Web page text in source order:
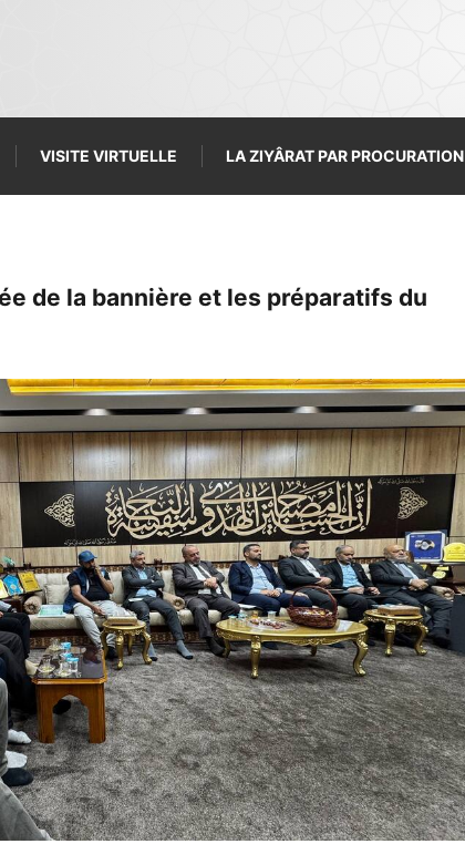
VISITE VIRTUELLE LA ZIYÂRAT PAR PROCURATION
de la bannière et les préparatifs du